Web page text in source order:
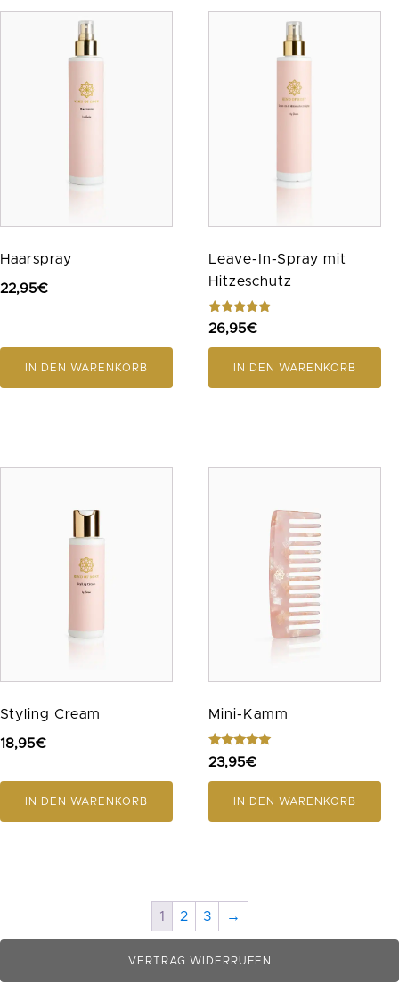
Haarspray
22,95€
IN DEN WARENKORB
Leave-In-Spray mit
Hitzeschutz
Bewertet
mit
5.00
26,95€
IN DEN WARENKORB
Styling Cream
18,95€
IN DEN WARENKORB
Mini-Kamm
Bewertet
mit
5.00
23,95€
IN DEN WARENKORB
1 2 3 →
VERTRAG WIDERRUFEN